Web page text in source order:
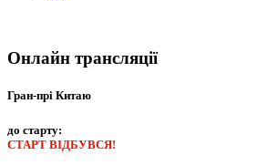
Онлайн трансляції
Гран-прі Китаю
до старту:
СТАРТ ВІДБУВСЯ!